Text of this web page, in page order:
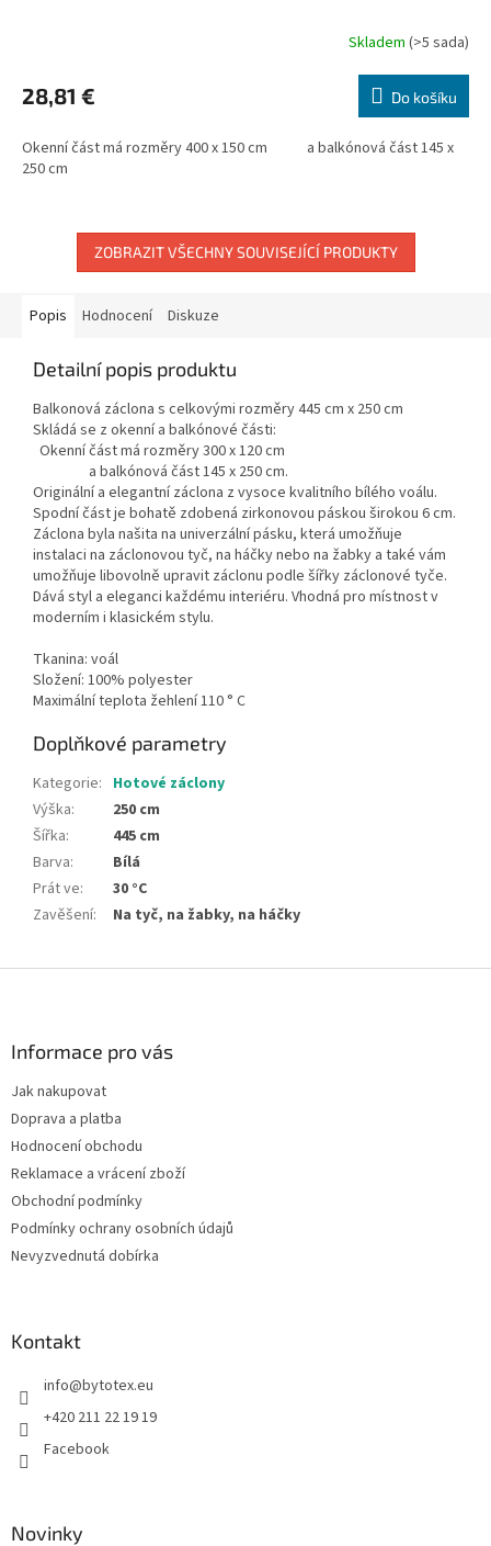
Skladem (>5 sada)
28,81 € Do košíku
Okenní část má rozměry 400 x 150 cm a balkónová část 145 x
250 cm
ZOBRAZIT VŠECHNY SOUVISEJÍCÍ PRODUKTY
Popis Hodnocení Diskuze
Detailní popis produktu
Balkonová záclona s celkovými rozměry 445 cm x 250 cm
Skládá se z okenní a balkónové části:
Okenní část má rozměry 300 x 120 cm
a balkónová část 145 x 250 cm.
Originální a elegantní záclona z vysoce kvalitního bílého voálu.
Spodní část je bohatě zdobená zirkonovou páskou širokou 6 cm.
Záclona byla našita na univerzální pásku, která umožňuje
instalaci na záclonovou tyč, na háčky nebo na žabky a také vám
umožňuje libovolně upravit záclonu podle šířky záclonové tyče.
Dává styl a eleganci každému interiéru. Vhodná pro místnost v
moderním i klasickém stylu.
Tkanina: voál
Složení: 100% polyester
Maximální teplota žehlení 110 ° C
Doplňkové parametry
Kategorie: Hotové záclony
Výška:
250 cm
Šířka:
445 cm
Barva:
Bílá
Prát ve:
30 °C
Zavěšení: Na tyč, na žabky, na háčky
Informace pro vás
Jak nakupovat
Doprava a platba
Hodnocení obchodu
Reklamace a vrácení zboží
Obchodní podmínky
Podmínky ochrany osobních údajů
Nevyzvednutá dobírka
Kontakt
info@bytotex.eu
+420 211 22 19 19
Facebook
Novinky